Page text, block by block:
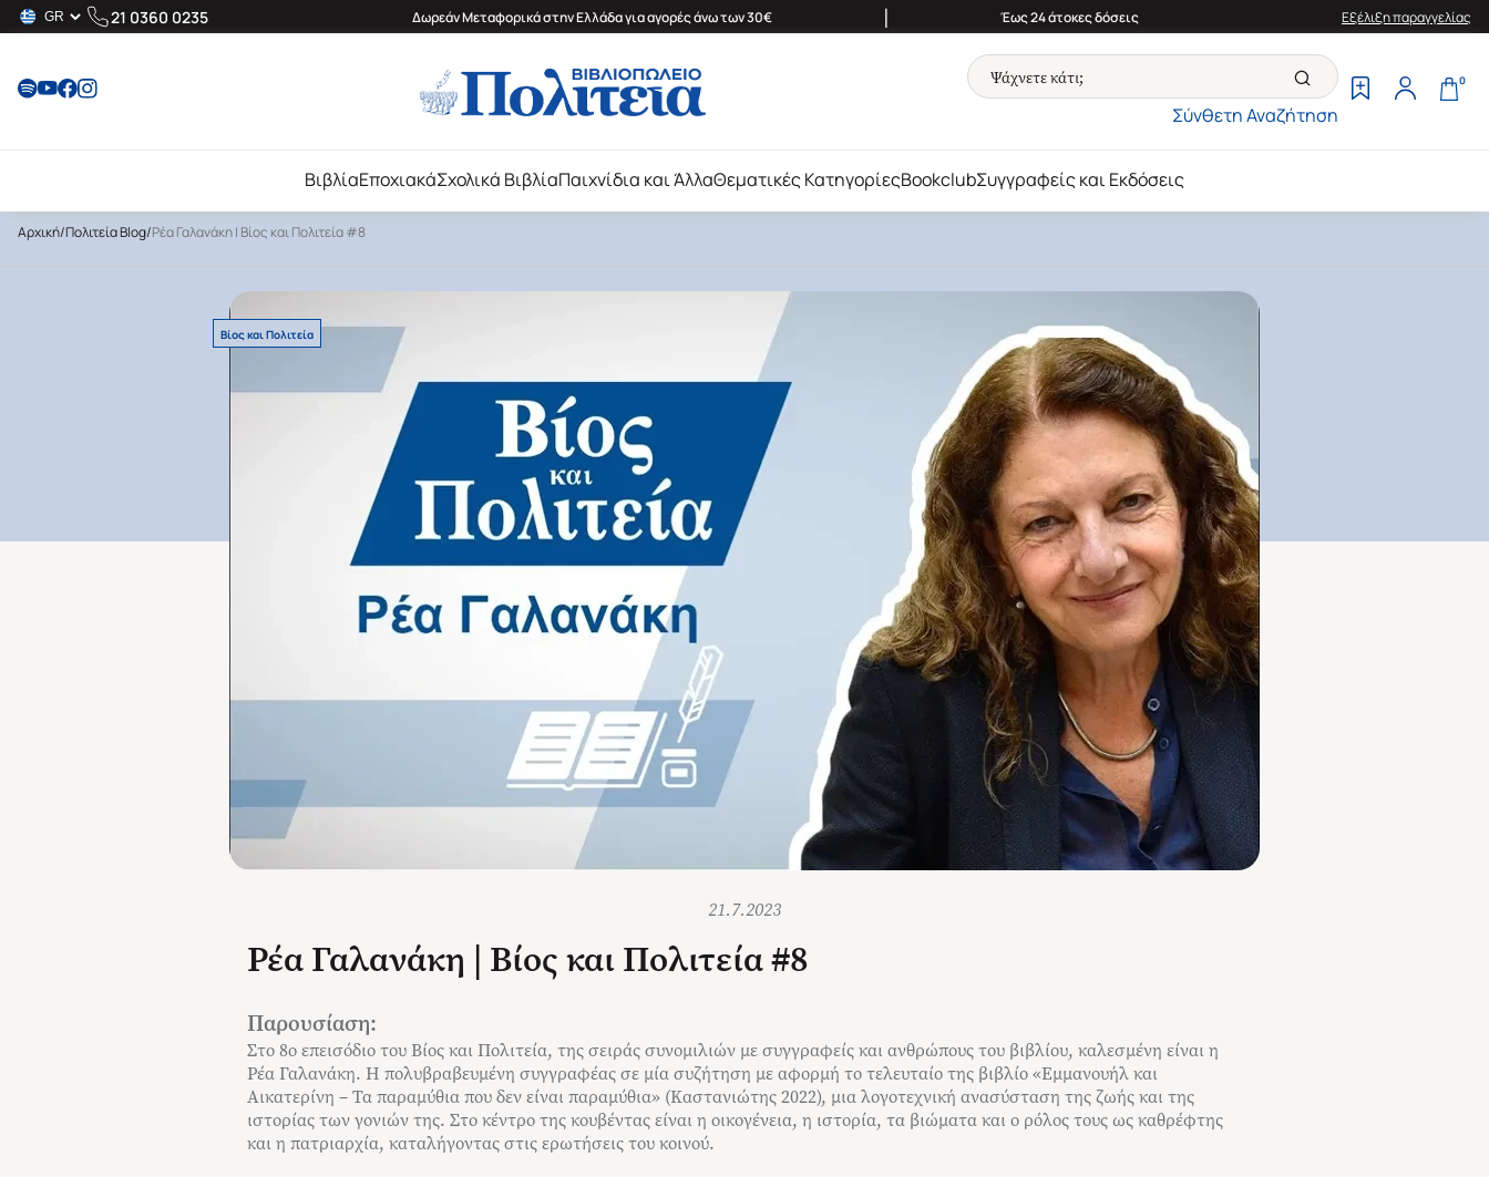
21 0360 0235 Δωρεάν Μεταφορικά στην Ελλάδα για αγορές άνω των 30€ | Έως 24 άτοκες δόσεις Εξέλιξη παραγγελίας
Σύνθετη Αναζήτηση
0
ΒιβλίαΕποχιακάΣχολικά ΒιβλίαΠαιχνίδια και ΆλλαΘεματικές ΚατηγορίεςBookclubΣυγγραφείς και Εκδόσεις
Αρχική/Πολιτεία Blog/Ρέα Γαλανάκη | Βίος και Πολιτεία #8
Βίος και Πολιτεία
21.7.2023
Ρέα Γαλανάκη | Βίος και Πολιτεία #8
Παρουσίαση:
Στο 8ο επεισόδιο του Βίος και Πολιτεία, της σειράς συνομιλιών με συγγραφείς και ανθρώπους του βιβλίου, καλεσμένη είναι η
Ρέα Γαλανάκη. Η πολυβραβευμένη συγγραφέας σε μία συζήτηση με αφορμή το τελευταίο της βιβλίο «Εμμανουήλ και
Αικατερίνη – Τα παραμύθια που δεν είναι παραμύθια» (Καστανιώτης 2022), μια λογοτεχνική ανασύσταση της ζωής και της
ιστορίας των γονιών της. Στο κέντρο της κουβέντας είναι η οικογένεια, η ιστορία, τα βιώματα και ο ρόλος τους ως καθρέφτης
και η πατριαρχία, καταλήγοντας στις ερωτήσεις του κοινού.